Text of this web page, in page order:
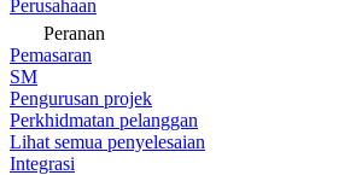
Perusahaan
Peranan
Pemasaran
SM
Pengurusan projek
Perkhidmatan pelanggan
Lihat semua penyelesaian
Integrasi